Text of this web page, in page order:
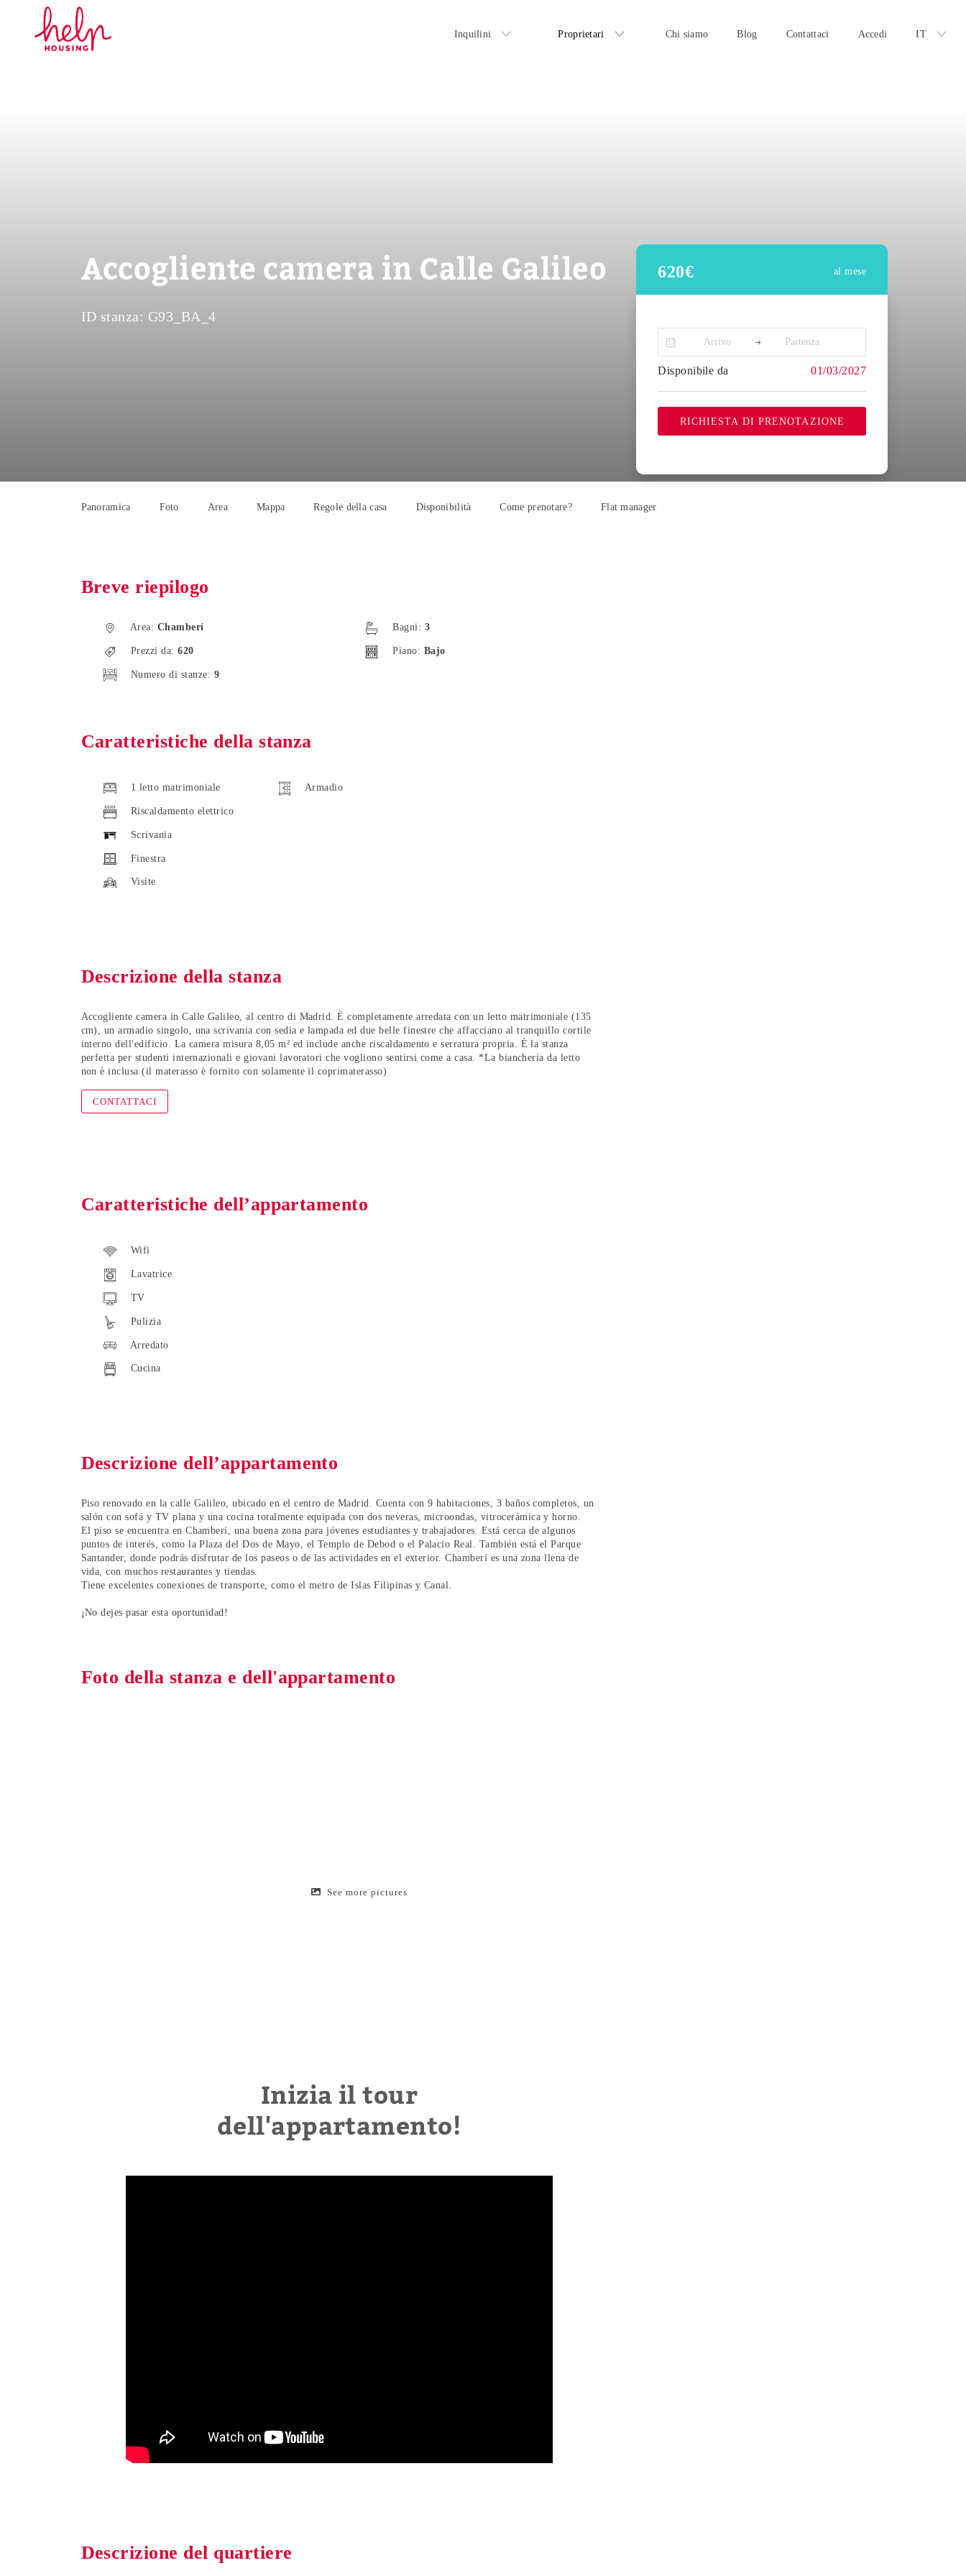
Inquilini Proprietari Chi siamo Blog Contattaci Accedi IT
Accogliente camera in Calle Galileo
ID stanza: G93_BA_4
620€ al mese
Disponibile da 01/03/2027
RICHIESTA DI PRENOTAZIONE
Panoramica Foto Area Mappa Regole della casa Disponibilità Come prenotare? Flat manager
Breve riepilogo
Area: Chamberí
Prezzi da: 620
Numero di stanze: 9
Bagni: 3
Piano: Bajo
Caratteristiche della stanza
1 letto matrimoniale
Riscaldamento elettrico
Scrivania
Finestra
Visite
Armadio
Descrizione della stanza
Accogliente camera in Calle Galileo, al centro di Madrid. È completamente arredata con un letto matrimoniale (135
cm), un armadio singolo, una scrivania con sedia e lampada ed due belle finestre che affacciano al tranquillo cortile
interno dell'edificio. La camera misura 8,05 m² ed include anche riscaldamento e serratura propria. È la stanza
perfetta per studenti internazionali e giovani lavoratoriche vogliono sentirsi come a casa. *La biancheria da letto
non è inclusa (il materasso è fornito con solamente il coprimaterasso)
CONTATTACI
Caratteristiche dell’appartamento
Wifi
Lavatrice
TV
Pulizia
Arredato
Cucina
Descrizione dell’appartamento
Piso renovado en la calle Galileo, ubicado en el centro de Madrid. Cuenta con 9 habitaciones, 3 baños completos, un
salón con sofá y TV plana y una cocina totalmente equipada con dos neveras, microondas, vitrocerámica y horno.
El piso se encuentra en Chamberí, una buena zona para jóvenes estudiantes y trabajadores. Está cerca de algunos
puntos de interés, como la Plaza del Dos de Mayo, el Templo de Debod o el Palacio Real. También está el Parque
Santander, donde podrás disfrutar de los paseos o de las actividades en el exterior. Chamberí es una zona llena de
vida, con muchos restaurantes y tiendas.
Tiene excelentes conexiones de transporte, como el metro de Islas Filipinas y Canal.
¡No dejes pasar esta oportunidad!
Foto della stanza e dell'appartamento
See more pictures
Inizia il tour
dell'appartamento!
Descrizione del quartiere